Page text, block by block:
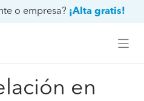
o empresa? ¡Alta gratis!
en